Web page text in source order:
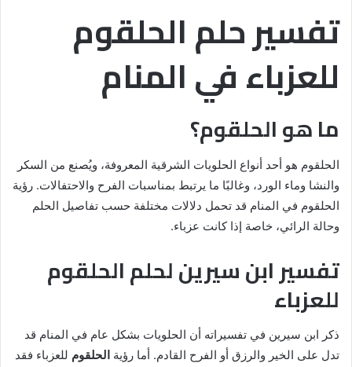
تفسير حلم الحلقوم
للعزباء في المنام
ما هو الحلقوم؟
الحلقوم هو أحد أنواع الحلويات الشرقية المعروفة، ويُصنع من السكر
والنشا وماء الورد، وغالبًا ما يرتبط بمناسبات الفرح والاحتفالات. رؤية
الحلقوم في المنام قد تحمل دلالات مختلفة حسب تفاصيل الحلم
وحالة الرائي، خاصة إذا كانت عزباء.
تفسير ابن سيرين لحلم الحلقوم
للعزباء
ذكر ابن سيرين في تفسيراته أن الحلويات بشكل عام في المنام قد
تدل على الخير والرزق أو الفرح القادم. أما رؤية الحلقوم للعزباء فقد